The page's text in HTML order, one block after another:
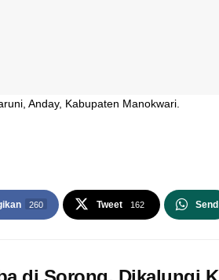
Anday, Kabupaten Manokwari.
260 Tweet 162 Send